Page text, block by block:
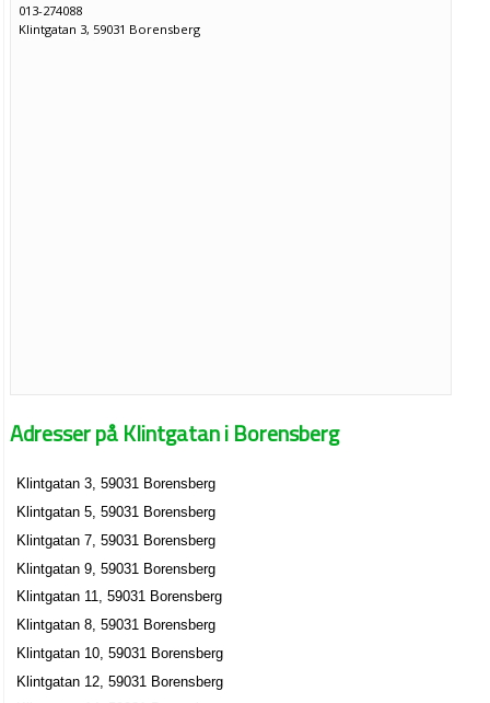
013-274088
Klintgatan 3, 59031 Borensberg
Adresser på Klintgatan i Borensberg
Klintgatan 3, 59031 Borensberg
Klintgatan 5, 59031 Borensberg
Klintgatan 7, 59031 Borensberg
Klintgatan 9, 59031 Borensberg
Klintgatan 11, 59031 Borensberg
Klintgatan 8, 59031 Borensberg
Klintgatan 10, 59031 Borensberg
Klintgatan 12, 59031 Borensberg